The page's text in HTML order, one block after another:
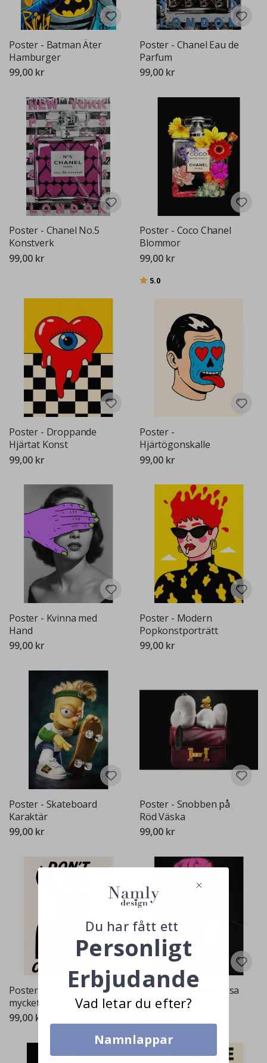
Poster - Batman Äter
Hamburger
99,00 kr
Poster - Chanel Eau de
Parfum
99,00 kr
Poster - Chanel No.5
Konstverk
99,00 kr
Poster - Coco Chanel
Blommor
99,00 kr
Betyg:
5.0
Poster - Droppande
Hjärtat Konst
99,00 kr
Poster -
Hjärtögonskalle
99,00 kr
Poster - Kvinna med
Hand
99,00 kr
Poster - Modern
Popkonstporträtt
99,00 kr
Poster - Skateboard
Karaktär
99,00 kr
Poster - Snobben på
Röd Väska
99,00 kr
Poster - Tänk inte för
mycket
99,00 kr
Affisch - Abstrakt Rosa
Huvud
Du har fått ett
Personligt
Erbjudande
Vad letar du efter?
Namnlappar